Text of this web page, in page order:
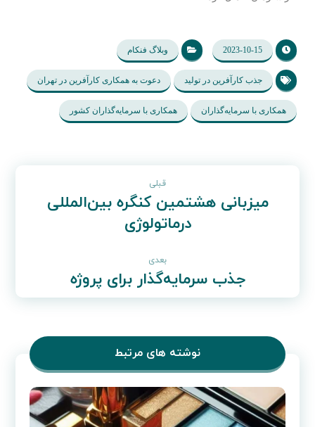
2023-10-15 وبلاگ فنکام
جذب کارآفرین در تولید دعوت به همکاری کارآفرین در تهران
همکاری با سرمایه‌گذاران همکاری با سرمایه‌گذاران کشور
قبلی
میزبانی هشتمین کنگره بین‌المللی
درماتولوژی
بعدی
جذب سرمایه‌گذار برای پروژه
نوشته های مرتبط